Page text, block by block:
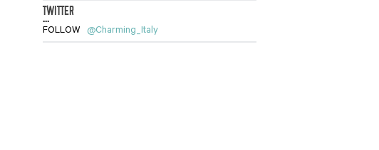
TWITTER
...
FOLLOW @Charming_Italy